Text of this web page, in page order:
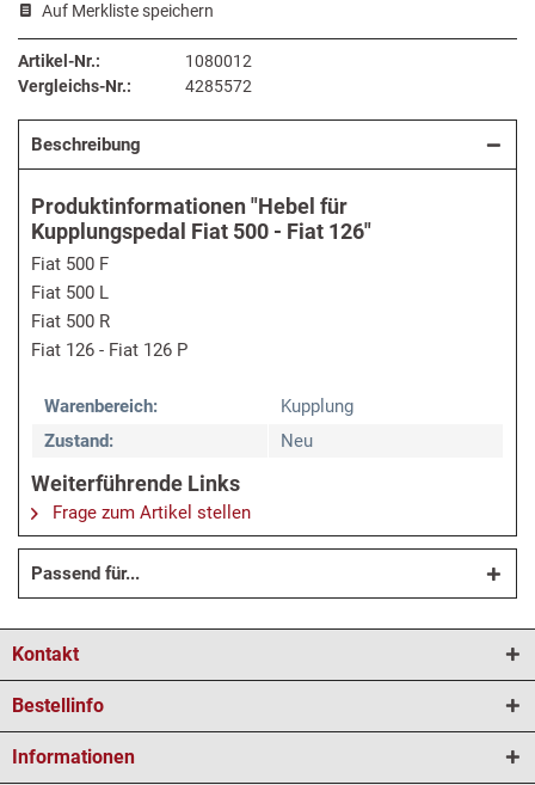
Auf Merkliste speichern
Artikel-Nr.:
1080012
Vergleichs-Nr.:
4285572
Beschreibung
Produktinformationen "Hebel für
Kupplungspedal Fiat 500 - Fiat 126"
Fiat 500 F
Fiat 500 L
Fiat 500 R
Fiat 126 - Fiat 126 P
Warenbereich:
Kupplung
Zustand:
Neu
Weiterführende Links
Frage zum Artikel stellen
Passend für...
Kontakt
Bestellinfo
Informationen